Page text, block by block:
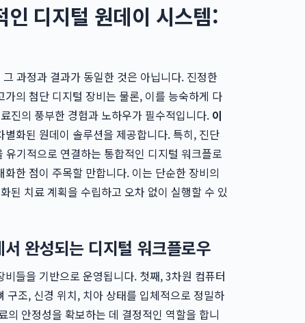
디지털 원데이 시스템:
과정과 결과가 동일한 것은 아닙니다. 진정한
의 첨단 디지털 장비는 물론, 이를 능숙하게 다
진의 풍부한 경험과 노하우가 필수적입니다. 이
화된 원데이 솔루션을 제공합니다. 특히, 진단
기적으로 연결하는 통합적인 디지털 워크플로
한 점이 주목할 만합니다. 이는 단순한 장비의
된 치료 계획을 수립하고 오차 없이 실행할 수 있
완성되는 디지털 워크플로우
들을 기반으로 운영됩니다. 첫째, 3차원 컴퓨터
조, 신경 위치, 치아 상태를 입체적으로 정밀하
안정성을 확보하는 데 결정적인 역할을 합니